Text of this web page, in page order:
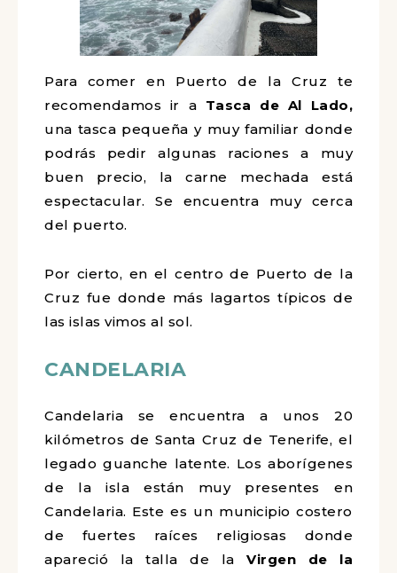
Para comer en Puerto de la Cruz te
recomendamos ir a Tasca de Al Lado,
una tasca pequeña y muy familiar donde
podrás pedir algunas raciones a muy
buen precio, la carne mechada está
espectacular. Se encuentra muy cerca
del puerto.
Por cierto, en el centro de Puerto de la
Cruz fue donde más lagartos típicos de
las islas vimos al sol.
CANDELARIA
Candelaria se encuentra a unos 20
kilómetros de Santa Cruz de Tenerife, el
legado guanche latente. Los aborígenes
de la isla están muy presentes en
Candelaria. Este es un municipio costero
de fuertes raíces religiosas donde
apareció la talla de la Virgen de la